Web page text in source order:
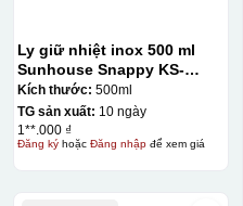
Ly giữ nhiệt inox 500 ml
Sunhouse Snappy KS-
TU500S
Kích thước: 500ml
TG sản xuất: 10 ngày
1**.000 ₫
Đăng kýhoặc Đăng nhậpđể xem giá